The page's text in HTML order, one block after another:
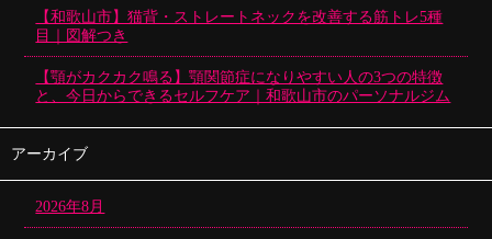
【和歌山市】猫背・ストレートネックを改善する筋トレ5種
目｜図解つき
【顎がカクカク鳴る】顎関節症になりやすい人の3つの特徴
と、今日からできるセルフケア｜和歌山市のパーソナルジム
アーカイブ
2026年8月